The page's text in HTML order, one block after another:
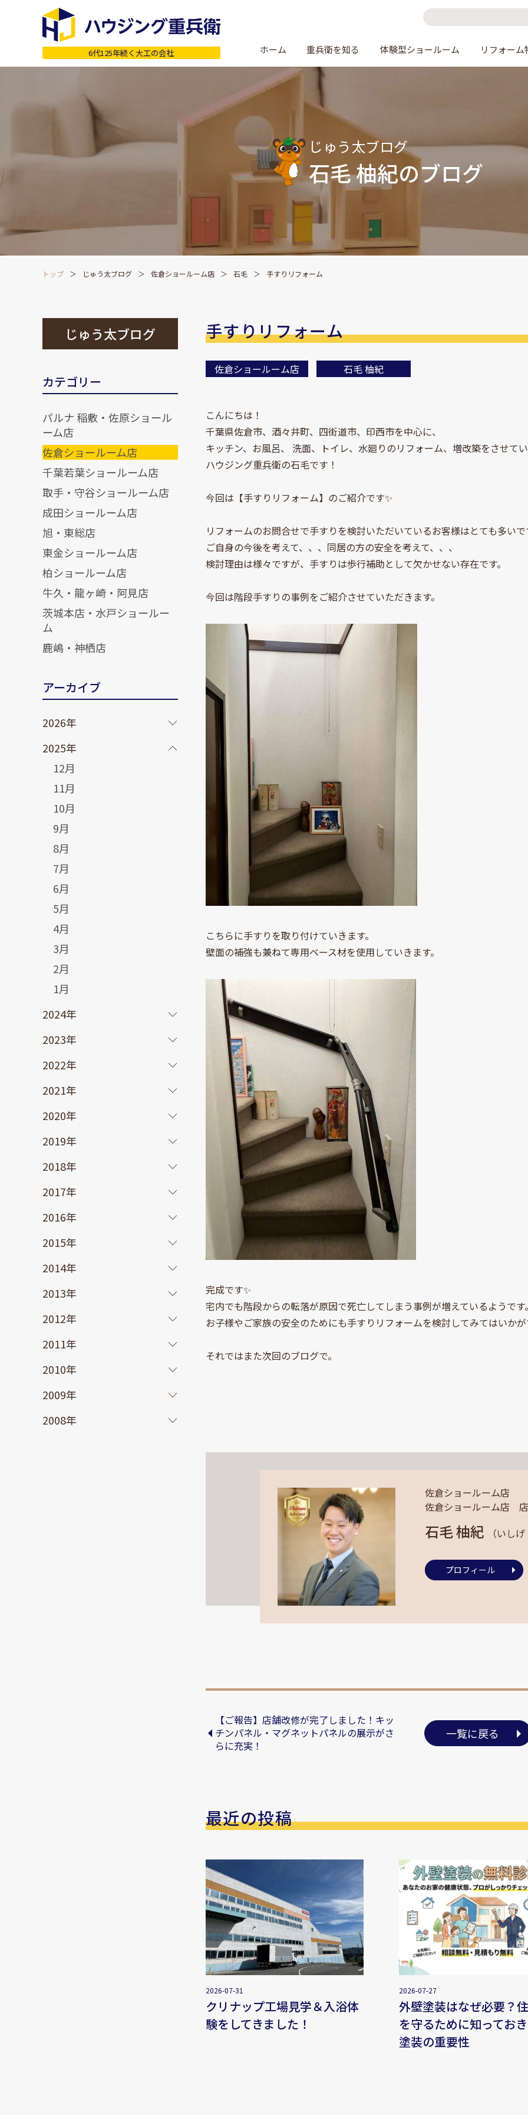
6代125年続く大工の会社 ホーム 重兵衛を知る 体験型ショールーム リフォーム
じゅう太ブログ
石毛 柚紀のブログ
トップ じゅう太ブログ 佐倉ショールーム店 石毛 手すりリフォーム
手すりリフォーム
佐倉ショールーム店 石毛 柚紀
こんにちは！
千葉県佐倉市、酒々井町、四街道市、印西市を中心に、
キッチン、お風呂、 洗面、トイレ、水廻りのリフォーム、増改築をさせて
ハウジング重兵衛の石毛です！
今回は【手すりリフォーム】のご紹介です✨
リフォームのお問合せで手すりを検討いただいているお客様はとても多いで
ご自身の今後を考えて、、、同居の方の安全を考えて、、、
検討理由は様々ですが、手すりは歩行補助として欠かせない存在です。
今回は階段手すりの事例をご紹介させていただきます。
こちらに手すりを取り付けていきます。
壁面の補強も兼ねて専用ベース材を使用していきます。
完成です✨
宅内でも階段からの転落が原因で死亡してしまう事例が増えているようです
お子様やご家族の安全のためにも手すりリフォームを検討してみてはいか
それではまた次回のブログで。
佐倉ショールーム店
佐倉ショールーム店
石毛 柚紀 （いし
プロフィール
一覧に戻る
【ご報告】店舗改修が完了しました！キッ
チンパネル・マグネットパネルの展示がさ
らに充実！
最近の投稿
2026-07-31
クリナップ工場見学＆入浴体
験をしてきました！
2026-07-27
外壁塗装はなぜ必要？
を守るために知ってお
塗装の重要性
じゅう太ブログ
カテゴリー
パルナ 稲敷・佐原ショール
ーム店
佐倉ショールーム店
千葉若葉ショールーム店
取手・守谷ショールーム店
成田ショールーム店
旭・東総店
東金ショールーム店
柏ショールーム店
牛久・龍ヶ崎・阿見店
茨城本店・水戸ショールー
ム
鹿嶋・神栖店
アーカイブ
2026年
2025年
12月
11月
10月
9月
8月
7月
6月
5月
4月
3月
2月
1月
2024年
2023年
2022年
2021年
2020年
2019年
2018年
2017年
2016年
2015年
2014年
2013年
2012年
2011年
2010年
2009年
2008年